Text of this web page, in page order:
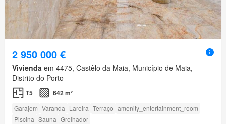
2 950 000 €
Vivienda em 4475, Castêlo da Maia, Município de Maia,
Distrito do Porto
T5 642 m²
Garajem Varanda Lareira Terraço amenity_entertainment_room
Piscina Sauna Grelhador